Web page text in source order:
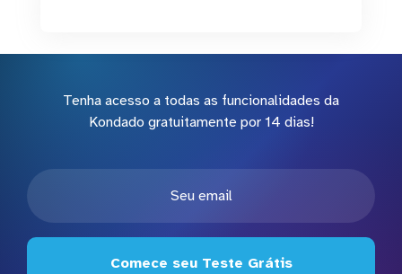
Tenha acesso a todas as funcionalidades da
Kondado gratuitamente por 14 dias!
Comece seu Teste Grátis